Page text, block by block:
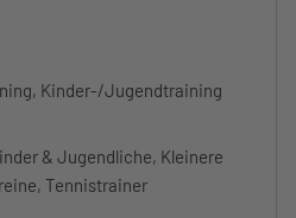
Kinder-/Jugendtraining
& Jugendliche, Kleinere
Tennistrainer